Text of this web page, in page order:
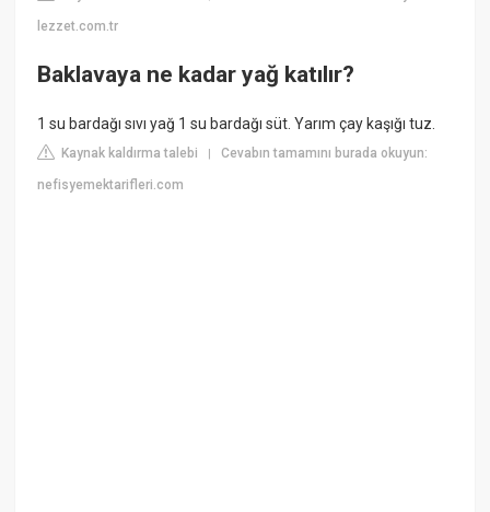
lezzet.com.tr
Baklavaya ne kadar yağ katılır?
1 su bardağı sıvı yağ 1 su bardağı süt. Yarım çay kaşığı tuz.
Kaynak kaldırma talebi |Cevabın tamamını burada okuyun:
nefisyemektarifleri.com